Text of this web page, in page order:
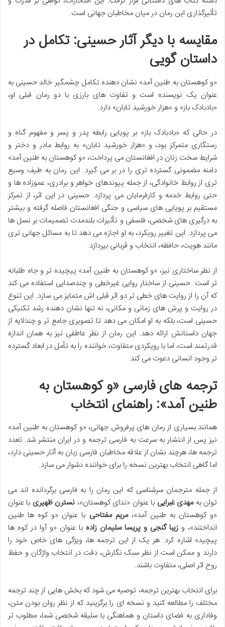
تأثیرگذاری این رمان در میان مخاطبان جهانی است.
مقایسه با دیگر آثار حسینی: تکامل در
داستان گویی
«و کوهستان به طنین آمد» نشان دهنده تکامل چشمگیر خالد حسینی به
عنوان یک نویسنده است و تفاوت های بارزی با دو رمان قبلی او،
«بادبادک باز» و «هزار خورشید تابان» دارد.
در حالی که «بادبادک باز» بر پویایی رابطه پدر و پسر و مفهوم گناه و
رستگاری متمرکز بود، و «هزار خورشید تابان» به روابط مادر و دختر و
شرایط سخت زنان در افغانستان می پرداخت، «و کوهستان به طنین آمد»
دامنه مضمونی گسترده تری را در بر می گیرد. این رمان به طیف وسیع
تری از روابط خانوادگی، از جمله پیوندهای خواهر و برادری، عموزاده ها و
حتی روابط خدمه و کارفرمایان می پردازد. حسینی در این اثر، از تمرکز
مستقیم بر پویایی های سیاسی و جنگی افغانستان فاصله گرفته و بیشتر
به درگیری های شخصی، فلسفی و تأثیرات بلندمدت تصمیمات بر نسل ها
می پردازد. این تغییر رویکرد، به او اجازه می دهد تا به مسائل جهانی تری
مانند هویت، حافظه، انتخاب و قربانی بپردازد.
از نظر ساختاری نیز، «و کوهستان به طنین آمد» پیچیده تر و جاه طلبانه
تر است. حسینی از ساختار روایی غیرخطی و چندصدایی استفاده می کند
که آن را از روایت های خطی تر دو اثر قبلی اش متمایز می سازد. این تنوع
در روایت و پرش های زمانی و مکانی، نه تنها نشان دهنده رشد تکنیکی
حسینی است، بلکه به او امکان می دهد تا تصویری جامع تر و چندلایه از
جهان داستانش ارائه دهد. این رمان از نظر عاطفی نیز به همان اندازه
قدرتمند است، اما با رویکردی متفاوت، خواننده را به تأمل در ابعاد گسترده
تر وجود انسانی دعوت می کند.
ترجمه های فارسی «و کوهستان به
طنین آمد»: راهنمای انتخاب
همانند بسیاری از رمان های پرفروش جهانی، «و کوهستان به طنین آمد»
نیز پس از انتشار به سرعت به فارسی ترجمه و در ایران منتشر شد. تعدد
ترجمه ها، هرچند نشان از علاقه مخاطبان فارسی زبان به آثار حسینی دارد،
اما گاهی انتخاب بهترین نسخه را برای خواننده دشوار می سازد.
از جمله مترجمان سرشناسی که این رمان را به فارسی برگردانده اند می
توان بهمهدی غبرایی با عنوان «ندای کوهستان»، نسترن ظهیری با عنوان
«و کوهستان به طنین آمد»،مریم مفتاحی با عنوان «و کوه ها طنین
انداختند»، و زیبا گنجی و پریسا سلیمان زاده با عنوان «و آوا در کوه ها
پیچید» اشاره کرد. هر یک از این ترجمه ها، ویژگی های خاص خود را
دارند و ممکن است از نظر سبک نگارش، دقت در انتخاب واژگان و حفظ
روح اثر اصلی، متفاوت باشند.
برای انتخاب بهترین ترجمه، توصیه می شود که بخش هایی از چند ترجمه
مختلف را مطالعه کنید و نسخه ای را برگزینید که از نظر روان بودن متن،
وفاداری به فضای داستان و هماهنگی با سلیقه شخصی شما، مطلوب تر